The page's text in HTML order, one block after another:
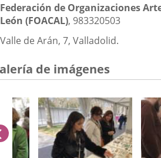
Federación de Organizaciones
León (FOACAL), 983320503
Valle de Arán, 7, Valladolid.
de imágenes
anterior